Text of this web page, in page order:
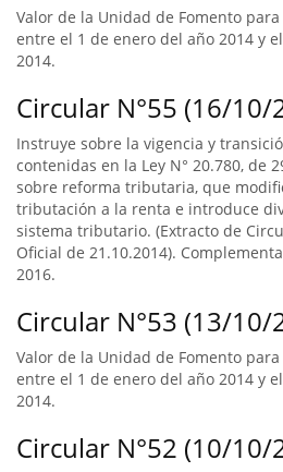
Valor de la Unidad de Fomento
entre el 1 de enero del año 2014 y
2014.
Circular N°55 (16/10/
Instruye sobre la vigencia y
contenidas en la Ley N° 20.780, de
sobre reforma tributaria, que
tributación a la renta e introduce
sistema tributario. (Extracto de
Oficial de 21.10.2014).
2016.
Circular N°53 (13/10/
Valor de la Unidad de Fomento
entre el 1 de enero del año 2014 y
2014.
Circular N°52 (10/10/